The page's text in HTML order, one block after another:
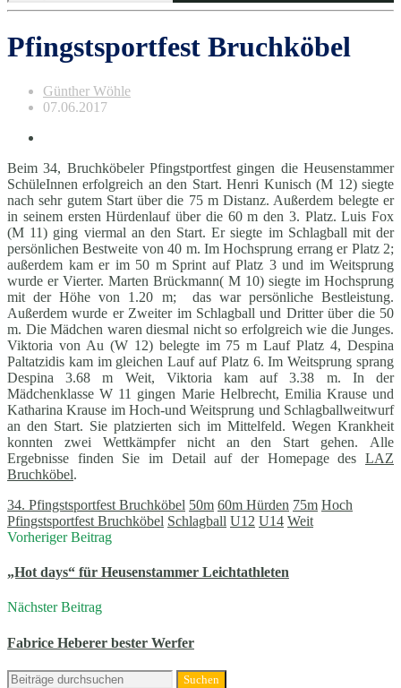
Pfingstsportfest Bruchköbel
Günther Wöhle
07.06.2017
Beim 34, Bruchköbeler Pfingstportfest gingen die Heusenstammer
SchüleInnen erfolgreich an den Start. Henri Kunisch (M 12) siegte
nach sehr gutem Start über die 75 m Distanz. Außerdem belegte er
in seinem ersten Hürdenlauf über die 60 m den 3. Platz. Luis Fox
(M 11) ging viermal an den Start. Er siegte im Schlagball mit der
persönlichen Bestweite von 40 m. Im Hochsprung errang er Platz 2;
außerdem kam er im 50 m Sprint auf Platz 3 und im Weitsprung
wurde er Vierter. Marten Brückmann( M 10) siegte im Hochsprung
mit der Höhe von 1.20 m; das war persönliche Bestleistung.
Außerdem wurde er Zweiter im Schlagball und Dritter über die 50
m. Die Mädchen waren diesmal nicht so erfolgreich wie die Junges.
Viktoria von Au (W 12) belegte im 75 m Lauf Platz 4, Despina
Paltatzidis kam im gleichen Lauf auf Platz 6. Im Weitsprung sprang
Despina 3.68 m Weit, Viktoria kam auf 3.38 m. In der
Mädchenklasse W 11 gingen Marie Helbrecht, Emilia Krause und
Katharina Krause im Hoch-und Weitsprung und Schlagballweitwurf
an den Start. Sie platzierten sich im Mittelfeld. Wegen Krankheit
konnten zwei Wettkämpfer nicht an den Start gehen. Alle
Ergebnisse finden Sie im Detail auf der Homepage des LAZ
Bruchköbel.
34. Pfingstsportfest Bruchköbel 50m 60m Hürden 75m Hoch
Pfingstsportfest Bruchköbel Schlagball U12 U14 Weit
Vorheriger Beitrag
„Hot days“ für Heusenstammer Leichtathleten
Nächster Beitrag
Fabrice Heberer bester Werfer